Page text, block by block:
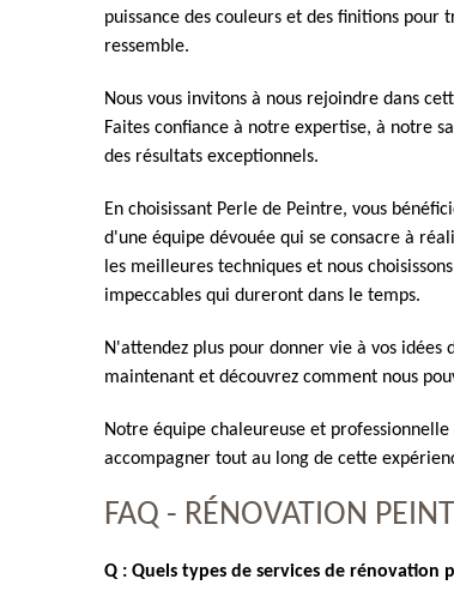
puissance des couleurs et des finitions pour
ressemble.
Nous vous invitons à nous rejoindre dans
Faites confiance à notre expertise, à notre
des résultats exceptionnels.
En choisissant Perle de Peintre, vous
d'une équipe dévouée qui se consacre à
les meilleures techniques et nous
impeccables qui dureront dans le temps.
N'attendez plus pour donner vie à vos
maintenant et découvrez comment nous
Notre équipe chaleureuse et
accompagner tout au long de cette
FAQ - RÉNOVATION
Q : Quels types de services de rénovation